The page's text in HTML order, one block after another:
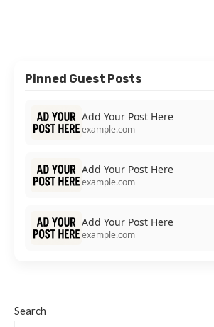
Pinned Guest Posts
Add Your Post Here
example.com
Add Your Post Here
example.com
Add Your Post Here
example.com
Search